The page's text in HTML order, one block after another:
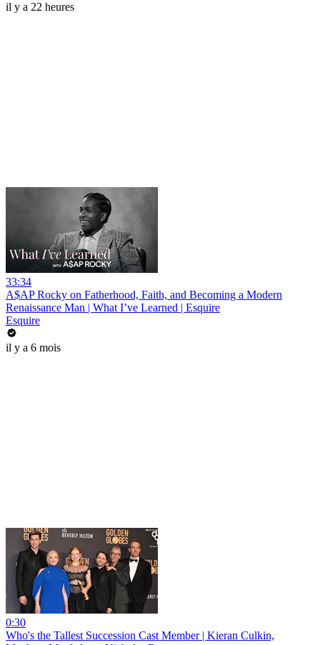
il y a 22 heures
33:34
A$AP Rocky on Fatherhood, Faith, and Becoming a Modern
Renaissance Man | What I’ve Learned | Esquire
Esquire
il y a 6 mois
0:30
Who's the Tallest Succession Cast Member | Kieran Culkin,